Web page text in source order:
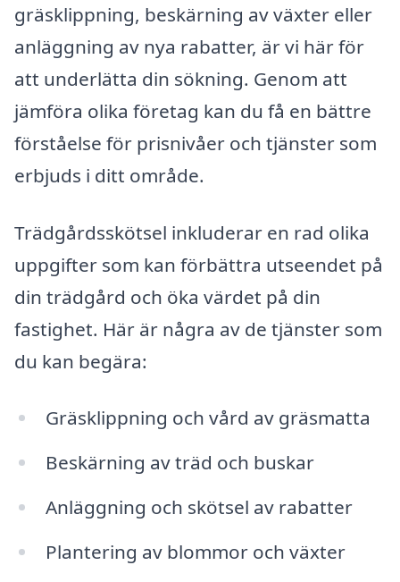
gräsklippning, beskärning av växter eller
anläggning av nya rabatter, är vi här för
att underlätta din sökning. Genom att
jämföra olika företag kan du få en bättre
förståelse för prisnivåer och tjänster som
erbjuds i ditt område.
Trädgårdsskötsel inkluderar en rad olika
uppgifter som kan förbättra utseendet på
din trädgård och öka värdet på din
fastighet. Här är några av de tjänster som
du kan begära:
Gräsklippning och vård av gräsmatta
Beskärning av träd och buskar
Anläggning och skötsel av rabatter
Plantering av blommor och växter